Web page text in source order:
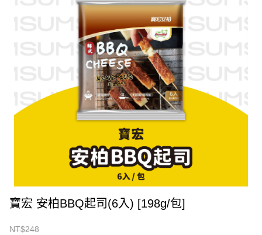
寶宏 安柏BBQ起司(6入) [198g/包]
NT$248